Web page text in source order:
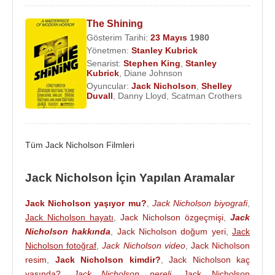
En İyi Erkek Oyuncu
1974 - Chinatown ; The Last Detail
1976 - One Flew Over the Cuckoo's Nest
En İyi Yardımcı Erkek Oyuncu
1982 - Reds
1975 - One Flew Over the Cuckoo's Nest
1983 - Terms of Endearment
Altın Küre Ödülleri
En İyi Erkek Oyuncu - Drama
The Shining
Gösterim Tarihi: 23 Mayıs 1980
Yönetmen: Stanley Kubrick
Senarist: Stephen King Stanley
Kubrick Diane Johnson
Oyuncular: Jack Nicholson Shelley
Duvall
Danny Lloyd Scatman Crothers
Tüm Jack Nicholson Filmleri
Jack Nicholson İçin Yapılan Aramalar
Jack Nicholson yaşıyor mu?, Jack Nicholson biyografi,
Jack Nicholson hayatı, Jack Nicholson özgeçmişi, Jack
Nicholson hakkında, Jack Nicholson doğum yeri,Jack
Nicholson fotoğraf,Jack Nicholson video, Jack Nicholson
resim, Jack Nicholson kimdir?, Jack Nicholson kaç